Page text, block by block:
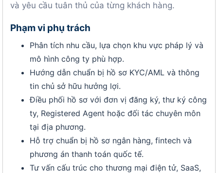
và yêu cầu tuân thủ của từng khách hàng.
Phạm vi phụ trách
Phân tích nhu cầu, lựa chọn khu vực pháp lý và
mô hình công ty phù hợp.
Hướng dẫn chuẩn bị hồ sơ KYC/AML và thông
tin chủ sở hữu hưởng lợi.
Điều phối hồ sơ với đơn vị đăng ký, thư ký công
ty, Registered Agent hoặc đối tác chuyên môn
tại địa phương.
Hỗ trợ chuẩn bị hồ sơ ngân hàng, fintech và
phương án thanh toán quốc tế.
Tư vấn cấu trúc cho thương mại điện tử, SaaS,